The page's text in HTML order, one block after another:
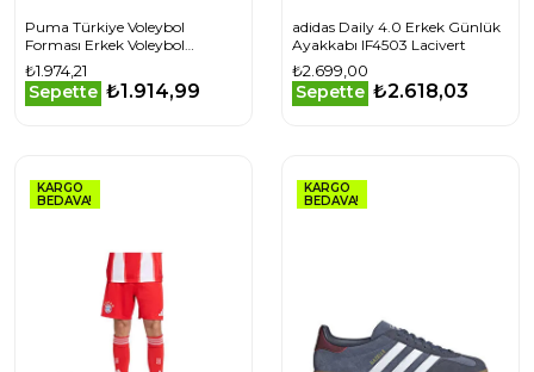
Puma Türkiye Voleybol
Forması Erkek Voleybol
Forması 70711604 Beyaz
₺1.974,21
Sepette ₺1.914,99
adidas Daily 4.0 Erkek Günlük
Ayakkabı IF4503 Lacivert
₺2.699,00
Sepette ₺2.618,03
KARGO
BEDAVA!
KARGO
BEDAVA!